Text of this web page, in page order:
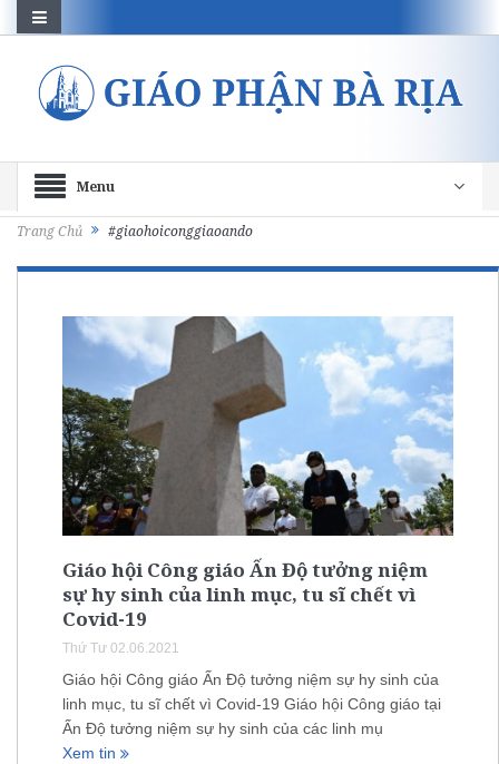
Menu
Trang Chủ #giaohoiconggiaoando
Giáo hội Công giáo Ấn Độ tưởng niệm
sự hy sinh của linh mục, tu sĩ chết vì
Covid-19
Thứ Tư 02.06.2021
Giáo hội Công giáo Ấn Độ tưởng niệm sự hy sinh của
linh mục, tu sĩ chết vì Covid-19 Giáo hội Công giáo tại
Ấn Độ tưởng niệm sự hy sinh của các linh mụ
Xem tin